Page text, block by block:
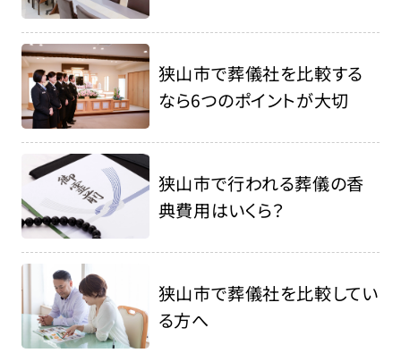
狭山市で葬儀社を比較する
なら6つのポイントが大切
狭山市で行われる葬儀の香
典費用はいくら？
狭山市で葬儀社を比較してい
る方へ